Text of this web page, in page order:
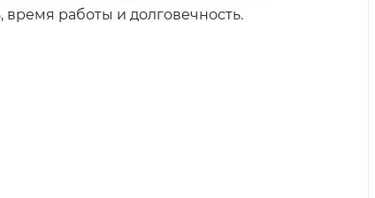
работы и долговечность.